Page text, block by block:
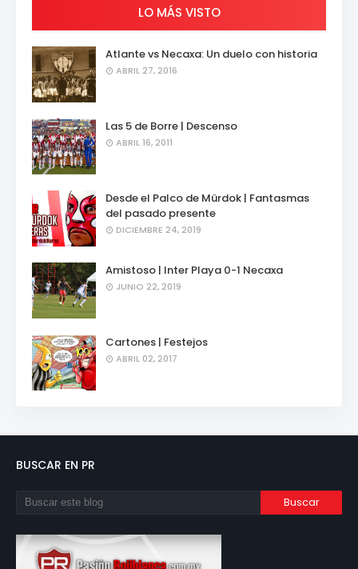
LO MÁS VISTO
Atlante vs Necaxa: Un duelo con historia
ABRIL 27, 2016
Las 5 de Borre | Descenso
ABRIL 16, 2011
Desde el Palco de Mürdok | Fantasmas
del pasado presente
DICIEMBRE 24, 2019
Amistoso | Inter Playa 0-1 Necaxa
JUNIO 22, 2019
Cartones | Festejos
ABRIL 02, 2017
BUSCAR EN PR